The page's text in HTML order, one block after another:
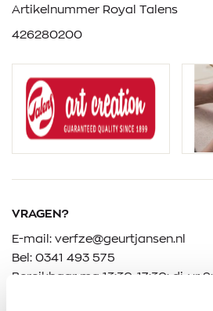
Artikelnummer Royal Talens
426280200
VRAGEN?
E-mail: verfze@geurtjansen.nl
Bel: 0341 493 575
Bereikbaar ma 13:30-17:30; di-vr